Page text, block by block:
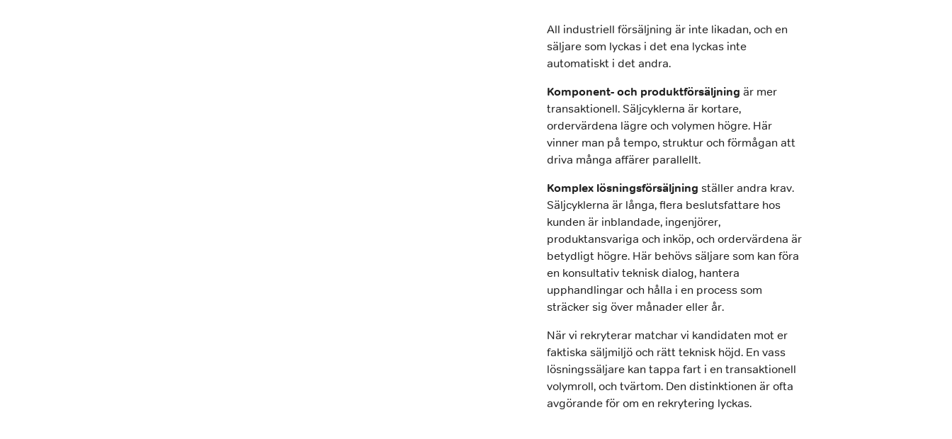
All industriell försäljning är inte likadan, och en
säljare som lyckas i det ena lyckas inte
automatiskt i det andra.
Komponent- och produktförsäljning är mer
transaktionell. Säljcyklerna är kortare,
ordervärdena lägre och volymen högre. Här
vinner man på tempo, struktur och förmågan att
driva många affärer parallellt.
Komplex lösningsförsäljning ställer andra krav.
Säljcyklerna är långa, flera beslutsfattare hos
kunden är inblandade, ingenjörer,
produktansvariga och inköp, och ordervärdena är
betydligt högre. Här behövs säljare som kan föra
en konsultativ teknisk dialog, hantera
upphandlingar och hålla i en process som
sträcker sig över månader eller år.
När vi rekryterar matchar vi kandidaten mot er
faktiska säljmiljö och rätt teknisk höjd. En vass
lösningssäljare kan tappa fart i en transaktionell
volymroll, och tvärtom. Den distinktionen är ofta
avgörande för om en rekrytering lyckas.